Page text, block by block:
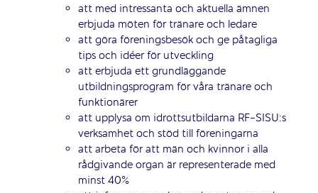
att med intressanta och aktuella ämnen
erbjuda möten för tränare och ledare
att göra föreningsbesök och ge påtagliga
tips och idéer för utveckling
att erbjuda ett grundläggande
utbildningsprogram för våra tränare och
funktionärer
att upplysa om idrottsutbildarna RF-SISU:s
verksamhet och stöd till föreningarna
att arbeta för att män och kvinnor i alla
rådgivande organ är representerade med
minst 40%